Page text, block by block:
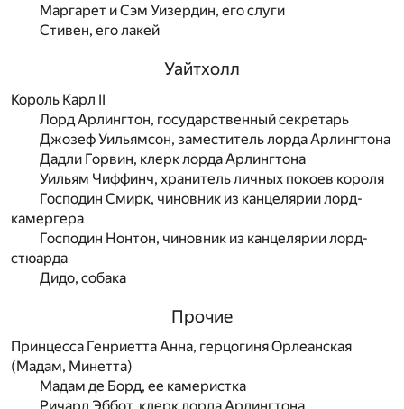
Маргарет и Сэм Уизердин, его слуги
Стивен, его лакей
Уайтхолл
Король Карл II
Лорд Арлингтон, государственный секретарь
Джозеф Уильямсон, заместитель лорда Арлингтона
Дадли Горвин, клерк лорда Арлингтона
Уильям Чиффинч, хранитель личных покоев короля
Господин Смирк, чиновник из канцелярии лорд-
камергера
Господин Нонтон, чиновник из канцелярии лорд-
стюарда
Дидо, собака
Прочие
Принцесса Генриетта Анна, герцогиня Орлеанская
(Мадам, Минетта)
Мадам де Борд, ее камеристка